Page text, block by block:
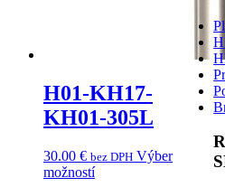
H01-KH17-
KH01-305L
30.00 € bez DPH Výber
možností